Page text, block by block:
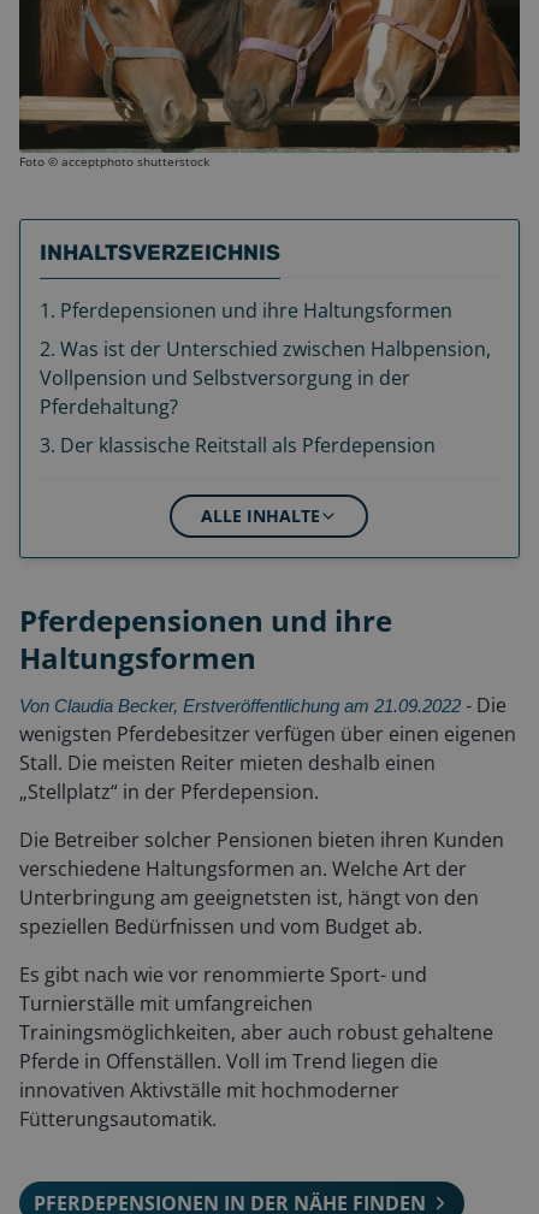
Foto © acceptphoto shutterstock
INHALTSVERZEICHNIS
1. Pferdepensionen und ihre Haltungsformen
2. Was ist der Unterschied zwischen Halbpension,
Vollpension und Selbstversorgung in der
Pferdehaltung?
3. Der klassische Reitstall als Pferdepension
ALLE INHALTE
Pferdepensionen und ihre
Haltungsformen
Von Claudia Becker, Erstveröffentlichung am 21.09.2022 - Die
wenigsten Pferdebesitzer verfügen über einen eigenen
Stall. Die meisten Reiter mieten deshalb einen
„Stellplatz“ in der Pferdepension.
Die Betreiber solcher Pensionen bieten ihren Kunden
verschiedene Haltungsformen an. Welche Art der
Unterbringung am geeignetsten ist, hängt von den
speziellen Bedürfnissen und vom Budget ab.
Es gibt nach wie vor renommierte Sport- und
Turnierställe mit umfangreichen
Trainingsmöglichkeiten, aber auch robust gehaltene
Pferde in Offenställen. Voll im Trend liegen die
innovativen Aktivställe mit hochmoderner
Fütterungsautomatik.
PFERDEPENSIONEN IN DER NÄHE FINDEN